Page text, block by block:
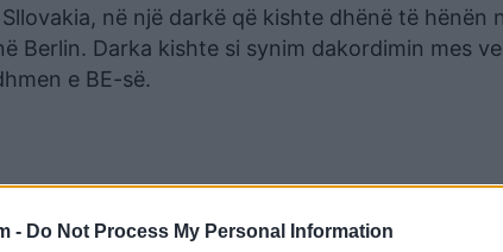
- Do Not Process My Personal Information
në një darkë që kishte dhënë të hënën
Berlin. Darka kishte si synim dakordimin mes
e BE-së.